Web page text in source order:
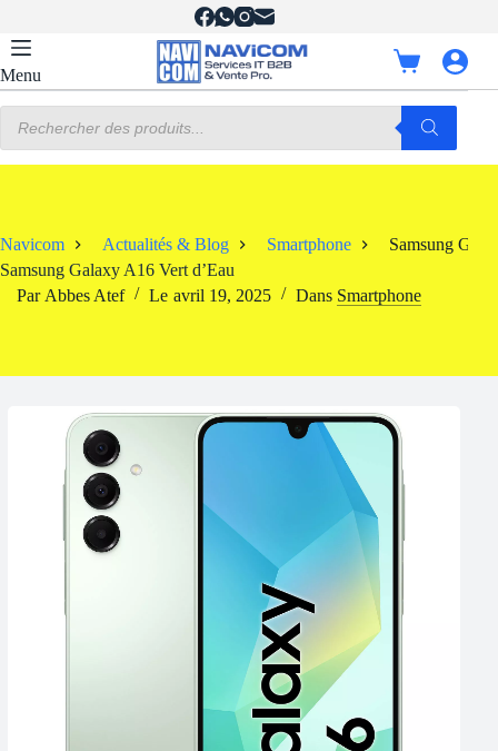
contenu
Menu
Panier
d’achat
produits
Navicom Actualités & Blog Smartphone
Samsung
Samsung Galaxy A16 Vert d’Eau
Par Abbes Atef Le avril 19, 2025 Dans Smartphone